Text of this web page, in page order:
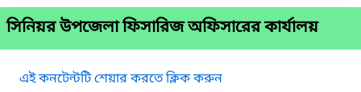
সিনিয়র উপজেলা ফিসারিজ অফিসারের কার্যালয়
এই কনটেন্টটি শেয়ার করতে ক্লিক করুন